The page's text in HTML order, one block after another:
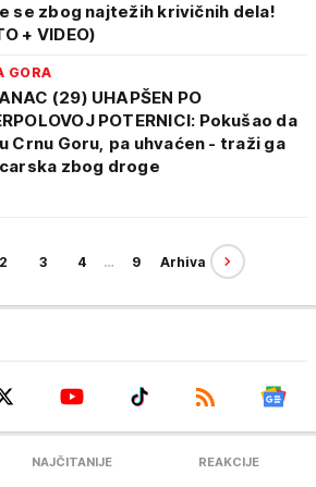
se zbog najtežih krivičnih dela!
+ VIDEO)
GORA
(29) UHAPŠEN PO
POTERNICI: Pokušao da
Crnu Goru, pa uhvaćen - traži ga
zbog droge
2 3 4 … 9 Arhiva
NAJČITANIJE REAKCIJE